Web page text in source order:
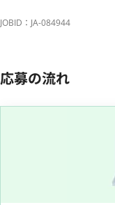
JOBID：JA-084944
応募の流れ